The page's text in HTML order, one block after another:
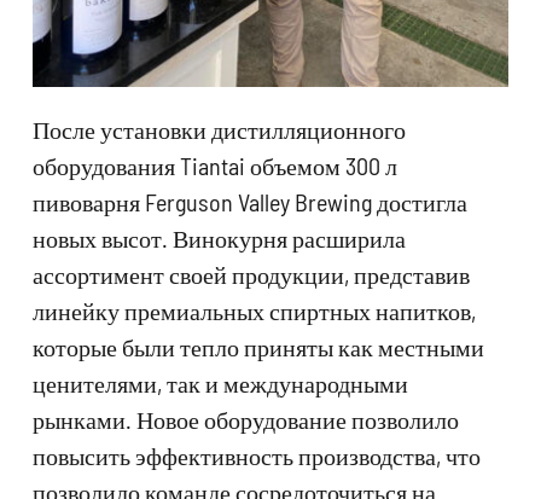
После установки дистилляционного
оборудования Tiantai объемом 300 л
пивоварня Ferguson Valley Brewing достигла
новых высот. Винокурня расширила
ассортимент своей продукции, представив
линейку премиальных спиртных напитков,
которые были тепло приняты как местными
ценителями, так и международными
рынками. Новое оборудование позволило
повысить эффективность производства, что
позволило команде сосредоточиться на